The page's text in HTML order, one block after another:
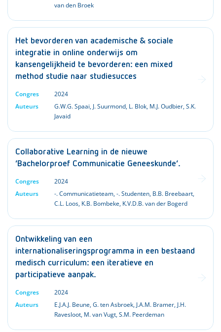
van den Broek
Het bevorderen van academische & sociale
integratie in online onderwijs om
kansengelijkheid te bevorderen: een mixed
method studie naar studiesucces
Congres
2024
Auteurs
G.W.G. Spaai, J. Suurmond, L. Blok, M.J. Oudbier,S.K.
Javaid
Collaborative Learning in de nieuwe
‘Bachelorproef Communicatie Geneeskunde’.
Congres
2024
Auteurs
-. Communicatieteam,-. Studenten, B.B. Breebaart,
C.L. Loos, K.B. Bombeke, K.V.D.B. van der Bogerd
Ontwikkeling van een
internationaliseringsprogramma in een bestaand
medisch curriculum: een iteratieve en
participatieve aanpak.
Congres
2024
Auteurs
E.J.A.J. Beune,G. ten Asbroek, J.A.M. Bramer, J.H.
Ravesloot, M. van Vugt,S.M. Peerdeman